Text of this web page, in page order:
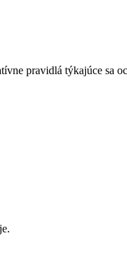
pravidlá týkajúce sa